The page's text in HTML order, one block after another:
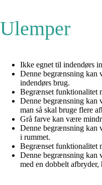
Ulemper
Ikke egnet til indendørs
Denne begrænsning kan
indendørs brug.
Begrænset funktionalitet
Denne begrænsning kan
man så skal bruge flere
Grå farve kan være
Denne begrænsning kan
i rummet.
Begrænset funktionalitet
Denne begrænsning kan
med en dobbelt